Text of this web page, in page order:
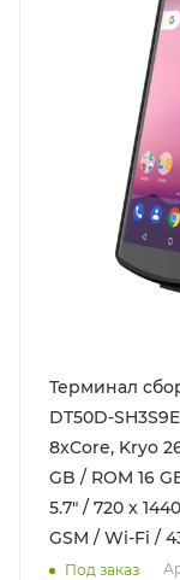
Терминал
DT50D-
8xCore, Kryo
GB / ROM 16
5.7" / 720 x
GSM / Wi-Fi /
Под заказ